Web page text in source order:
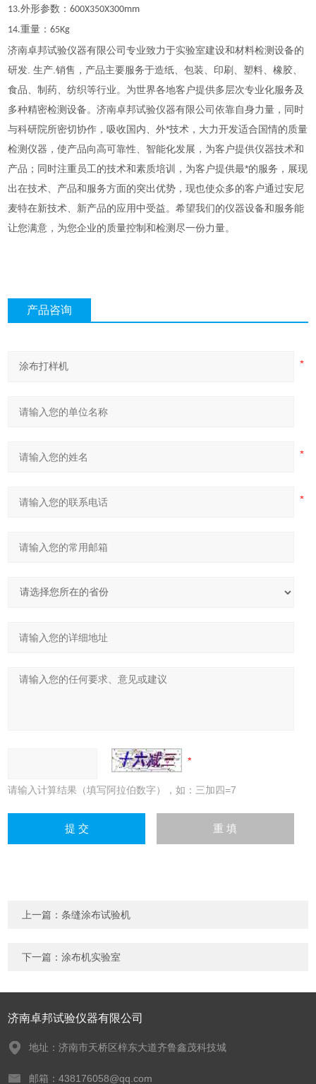
13.外形参数：600X350X300mm
14.重量：65Kg
济南卓邦试验仪器有限公司专业致力于实验室建设和材料检测设备的
研发. 生产.销售，产品主要服务于造纸、包装、印刷、塑料、橡胶、
食品、制药、纺织等行业。为世界各地客户提供多层次专业化服务及
多种精密检测设备。济南卓邦试验仪器有限公司依靠自身力量，同时
与科研院所密切协作，吸收国内、外*技术，大力开发适合国情的质量
检测仪器，使产品向高可靠性、智能化发展，为客户提供仪器技术和
产品；同时注重员工的技术和素质培训，为客户提供最*的服务，展现
出在技术、产品和服务方面的突出优势，现也使众多的客户通过安尼
麦特在新技术、新产品的应用中受益。希望我们的仪器设备和服务能
让您满意，为您企业的质量控制和检测尽一份力量。
产品咨询
请输入计算结果（填写阿拉伯数字），如：三加四=7
上一篇：条缝涂布试验机
下一篇：涂布机实验室
济南卓邦试验仪器有限公司
地址：济南市天桥区梓东大道齐鲁鑫茂科技城
邮箱：438176058@qq.com